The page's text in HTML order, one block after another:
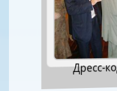
Дресс-